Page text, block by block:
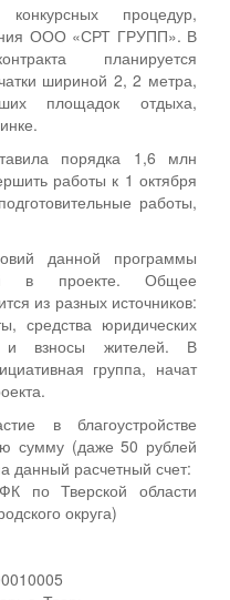
процедур,
ООО «СРТ ГРУПП». В
планируется
шириной 2, 2 метра,
площадок отдыха,
порядка 1,6 млн
работы к 1 октября
работы,
данной программы
в проекте. Общее
из разных источников:
средства юридических
и взносы жителей. В
группа, начат
в благоустройстве
сумму (даже 50 рублей
данный расчетный счет:
по Тверской области
округа)